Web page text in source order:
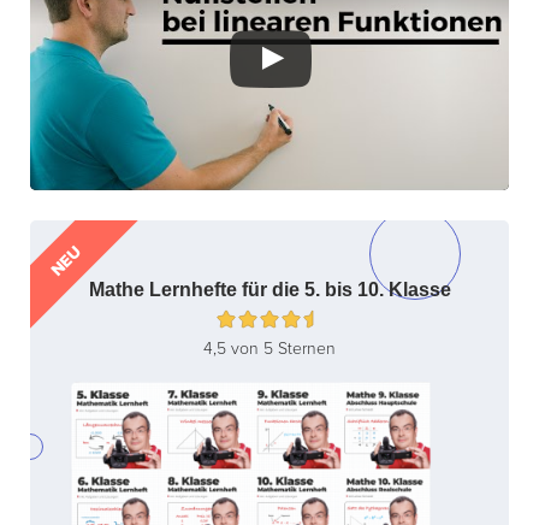
Mathe Lernhefte für die 5. bis 10. Klasse
4,5 von 5 Sternen
NEU